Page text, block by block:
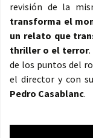
revisión de la
transforma el
un relato que
thriller o el terror
de los puntos del
el director y con
Pedro Casablanc.